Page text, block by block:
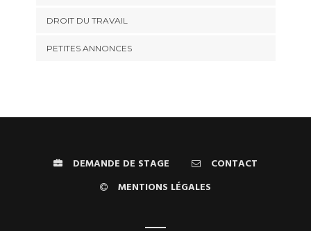
DROIT DU TRAVAIL
PETITES ANNONCES
DEMANDE DE STAGE
CONTACT
MENTIONS LÉGALES